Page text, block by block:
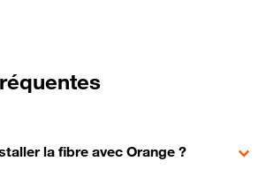
la fibre avec Orange ?